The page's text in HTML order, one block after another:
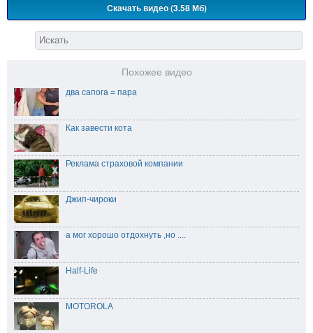
Скачать видео (3.58 Мб)
Похожее видео
два сапога = пара
Как завести кота
Реклама страховой компании
Джип-чироки
а мог хорошо отдохнуть ,но ....
Half-Life
MOTOROLA